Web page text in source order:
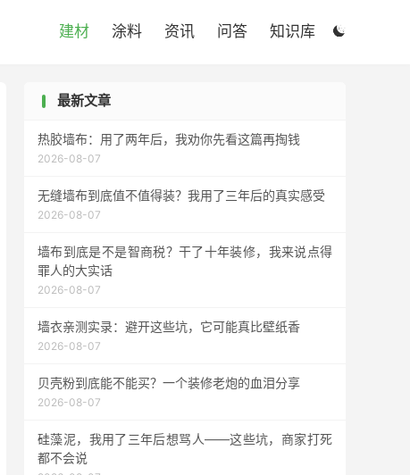

建材 涂料 资讯 问答 知识库
最新文章
热胶墙布：用了两年后，我劝你先看这篇再掏钱
2026-08-07
无缝墙布到底值不值得装？我用了三年后的真实感受
2026-08-07
墙布到底是不是智商税？干了十年装修，我来说点得
罪人的大实话
2026-08-07
墙衣亲测实录：避开这些坑，它可能真比壁纸香
2026-08-07
贝壳粉到底能不能买？一个装修老炮的血泪分享
2026-08-07
硅藻泥，我用了三年后想骂人——这些坑，商家打死
都不会说